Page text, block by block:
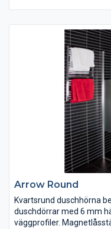
100 mm till 1000 mm.
klart glas. Bredd 800
Arrow Round
Kvartsrund duschhörna
duschdörrar med 6 mm
väggprofiler.